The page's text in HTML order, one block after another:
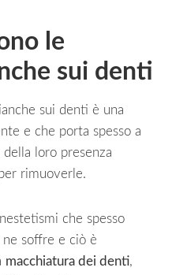
le
sui denti
sui denti è una
e che porta spesso a
loro presenza
rimuoverle.
che spesso
ne soffre e ciò è
macchiatura dei denti,